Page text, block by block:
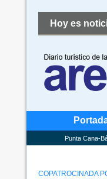
Hoy es
Punta Cana-
COPATROCINADA